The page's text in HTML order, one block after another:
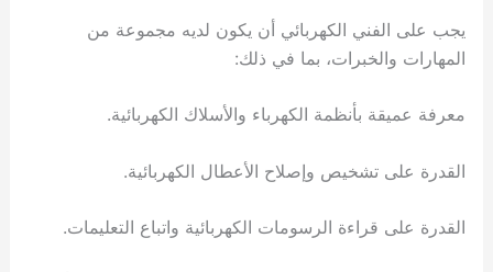
يجب على الفني الكهربائي أن يكون لديه مجموعة من
المهارات والخبرات، بما في ذلك:
معرفة عميقة بأنظمة الكهرباء والأسلاك الكهربائية.
القدرة على تشخيص وإصلاح الأعطال الكهربائية.
القدرة على قراءة الرسومات الكهربائية واتباع التعليمات.